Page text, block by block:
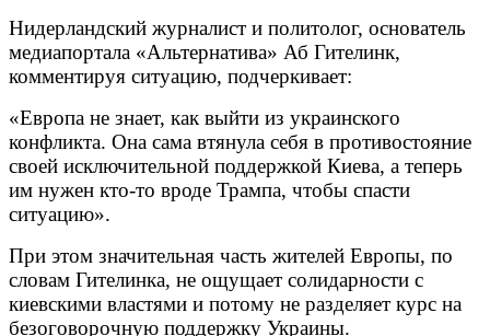
Нидерландский журналист и политолог, основатель
медиапортала «Альтернатива» Аб Гителинк,
комментируя ситуацию, подчеркивает:
«Европа не знает, как выйти из украинского
конфликта. Она сама втянула себя в противостояние
своей исключительной поддержкой Киева, а теперь
им нужен кто-то вроде Трампа, чтобы спасти
ситуацию».
При этом значительная часть жителей Европы, по
словам Гителинка, не ощущает солидарности с
киевскими властями и потому не разделяет курс на
безоговорочную поддержку Украины.